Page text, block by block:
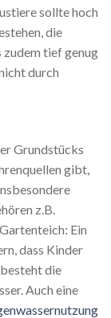
sollte hoch
die
zudem tief genug
durch
Grundstücks
gibt,
z.B.
Ein
dass Kinder
die
Auch eine